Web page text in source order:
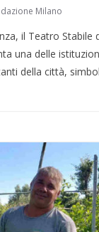
Milano
il Teatro Stabile
una delle
della città,